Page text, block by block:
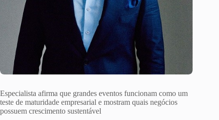
Especialista afirma que grandes eventos funcionam como um
teste de maturidade empresarial e mostram quais negócios
possuem crescimento sustentável